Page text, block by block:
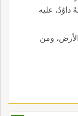
داوُدُ، عليه
الأرض، ومن